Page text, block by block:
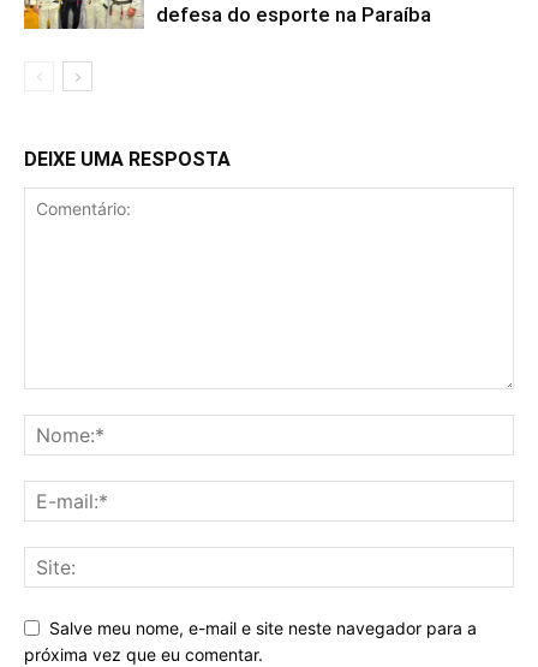
defesa do esporte na Paraíba
DEIXE UMA RESPOSTA
Salve meu nome, e-mail e site neste navegador para a
próxima vez que eu comentar.